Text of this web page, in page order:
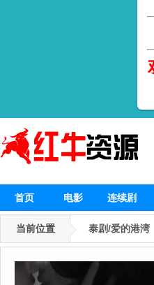
首页 电影 连续剧
当前位置 泰剧/爱的港湾